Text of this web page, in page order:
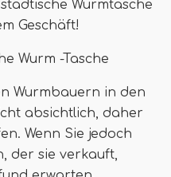
Wurmtasche
Geschäft!
Wurm -Tasche
Wurmbauern in den
absichtlich, daher
Wenn Sie jedoch
der sie verkauft,